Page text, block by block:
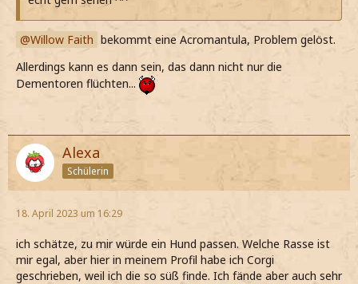
Willow Faith bekommt eine Acromantula, Problem gelöst.
Allerdings kann es dann sein, das dann nicht nur die
Dementoren flüchten...
Alexa
Schülerin
18. April 2023 um 16:29
ich schätze, zu mir würde ein Hund passen. Welche Rasse ist
mir egal, aber hier in meinem Profil habe ich Corgi
geschrieben, weil ich die so süß finde. Ich fände aber auch sehr